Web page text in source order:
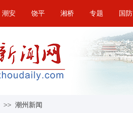
潮安 饶平 湘桥 专题 国防
>> 潮州新闻